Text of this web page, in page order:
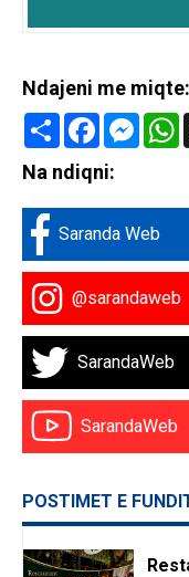
Ndajeni me miqte:
Share Facebook
Na ndiqni:
Saranda Web
@sarandaweb
SarandaWeb
SarandaWeb
POSTIMET E